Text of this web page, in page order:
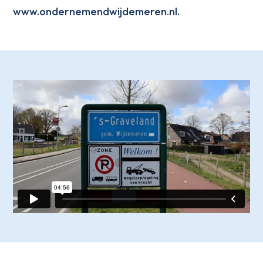
www.ondernemendwijdemeren.nl.